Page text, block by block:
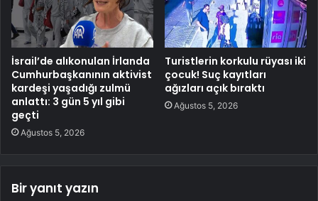
İsrail’de alıkonulan İrlanda
Cumhurbaşkanının aktivist
kardeşi yaşadığı zulmü
anlattı: 3 gün 5 yıl gibi
geçti
Ağustos 5, 2026
Turistlerin korkulu rüyası iki
çocuk! Suç kayıtları
ağızları açık bıraktı
Ağustos 5, 2026
Bir yanıt yazın